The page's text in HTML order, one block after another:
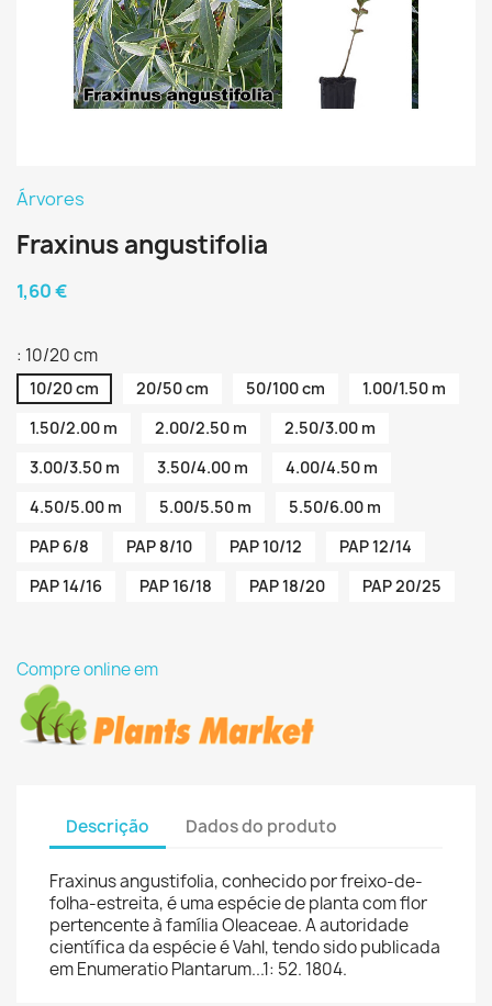
Árvores
Fraxinus angustifolia
1,60 €
: 10/20 cm
10/20 cm 20/50 cm 50/100 cm
1.00/1.50 m
1.50/2.00 m
2.00/2.50 m
2.50/3.00 m
3.00/3.50 m
3.50/4.00 m
4.00/4.50 m
4.50/5.00 m
5.00/5.50 m
5.50/6.00 m
PAP 6/8
PAP 8/10 PAP 10/12
PAP 12/14
PAP 14/16
PAP 16/18 PAP 18/20 PAP 20/25
Compre online em
Descrição Dados do produto
Fraxinus angustifolia, conhecido por freixo-de-
folha-estreita, é uma espécie de planta com flor
pertencente à família Oleaceae. A autoridade
científica da espécie é Vahl, tendo sido publicada
em Enumeratio Plantarum...1: 52. 1804.